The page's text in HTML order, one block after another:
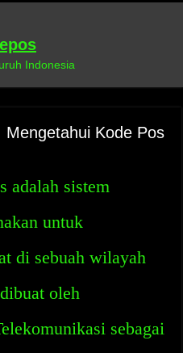
Indonesia
Mengetahui Kode Pos
adalah sistem
untuk
di sebuah wilayah
oleh
sebagai